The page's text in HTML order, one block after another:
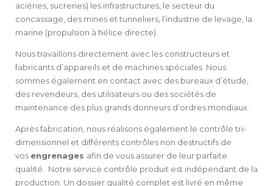
aciéries, sucreries) les infrastructures, le secteur du
concassage, des mines et tunneliers, l’industrie de levage, la
marine (propulsion à hélice directe).
Nous travaillons directement avec les constructeurs et
fabricants d’appareils et de machines spéciales. Nous
sommes également en contact avec des bureaux d’étude,
des revendeurs, des utilisateurs ou des sociétés de
maintenance des plus grands donneurs d’ordres mondiaux.
Après fabrication, nous réalisons également le contrôle tri-
dimensionnel et différents contrôles non destructifs de
vos engrenages afin de vous assurer de leur parfaite
qualité. Notre service contrôle produit est indépendant de la
production. Un dossier qualité complet est livré en même